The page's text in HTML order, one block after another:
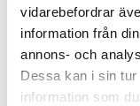
vidarebefordrar
information från
annons- och
Dessa kan i sin
information som
Specifikationer
• Volym: 103/112 liter
• Vikt: 3,55 kg
• Storlek: 80 x 47 x
• 3 års garanti mot